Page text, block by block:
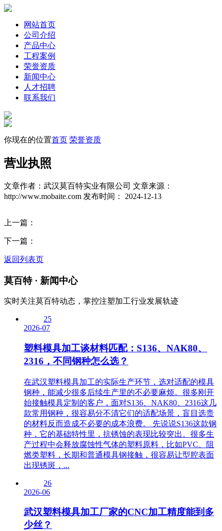
网站首页
公司介绍
产品中心
工程案例
荣誉资质
新闻中心
人才招聘
联系我们
你现在的位置首页 荣誉资质
营业执照
文章作者：武汉莫百特实业有限公司 文章来源：
http://www.mobaite.com 发布时间： 2024-12-13
上一篇：
下一篇：
返回列表页
莫百特· 新闻中心
实时关注莫百特动态，掌控注塑加工行业发展轨迹
25
2026-07
塑料模具加工谈材料匹配：S136、NAK80、
2316，不同钢种怎么选？
在武汉塑料模具加工的实际生产环节，选对适配的模具
钢种，能减少很多后续生产里的不必要麻烦。很多刚开
始接触模具定制的客户，面对S136、NAK80、2316这几
款常用钢种，很容易分不清它们的适配场景，盲目选贵
的材料反而造成不必要的成本浪费。 先说说S136这款钢
种，它的基础特性里，抗锈蚀的表现比较突出。很多生
产过程中会释放腐蚀性气体的塑料原料，比如PVC、阻
燃类塑料，长期和普通模具钢接触，很容易让型腔表面
出现锈斑，...
26
2026-06
武汉塑料模具加工厂家的CNC加工精度能到多
少丝？